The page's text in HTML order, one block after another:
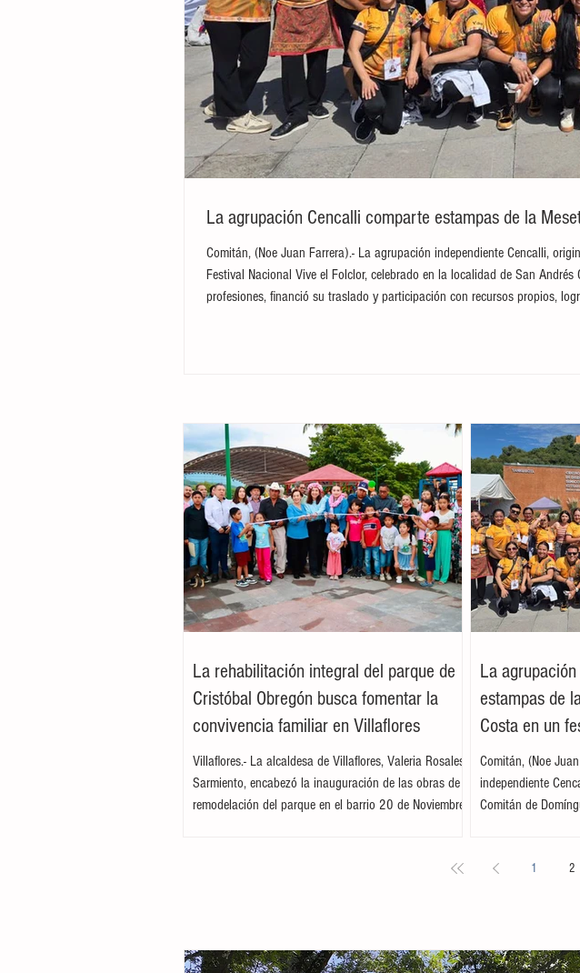
La agrupación Cencalli comparte estampas de la
Comitán, (Noe Juan Farrera).- La agrupación independiente Cencalli,
Festival Nacional Vive el Folclor, celebrado en la localidad de San
profesiones, financió su traslado y participación con recursos propios,
La rehabilitación integral del parque de
Cristóbal Obregón busca fomentar la
convivencia familiar en Villaflores
Villaflores.- La alcaldesa de Villaflores, Valeria Rosales
Sarmiento, encabezó la inauguración de las obras de
remodelación del parque en el barrio 20 de Noviembre,
Sarmiento Tovilla, así como por autoridades locales y
recreaci
La
estampas de
Costa en un
Comitán, (Noe
independiente
Comitán de
Puebla. La
encuentro que
1 2